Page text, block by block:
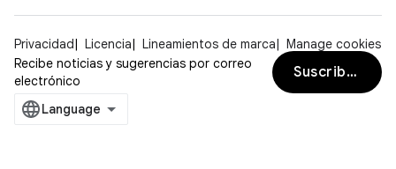
Privacidad Licencia Lineamientos de marca
Manage cookies
Recibe noticias y sugerencias por correo
electrónico
Suscribirse